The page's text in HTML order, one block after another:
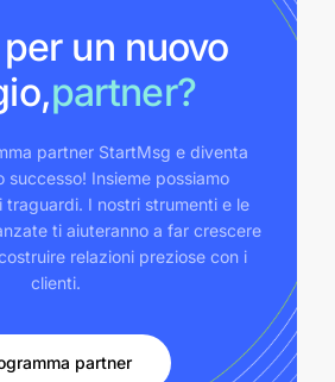
un nuovo
partner?
partner StartMsg e diventa
successo! Insieme possiamo
traguardi. I nostri strumenti e le
ti aiuteranno a far crescere
relazioni preziose con i
clienti.
partner